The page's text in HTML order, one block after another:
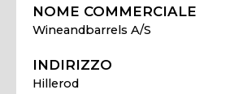
NOME COMMERCIALE
Wineandbarrels A/S
INDIRIZZO
Hillerod